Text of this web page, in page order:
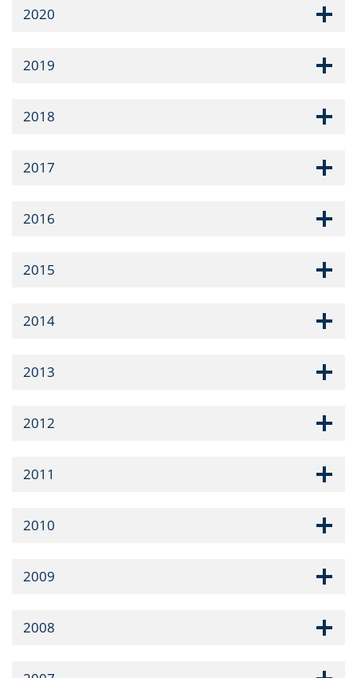
2020
2019
2018
2017
2016
2015
2014
2013
2012
2011
2010
2009
2008